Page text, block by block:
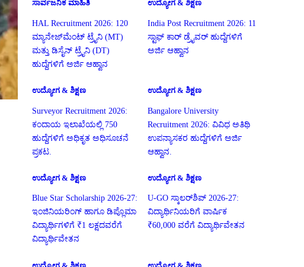
ಸಾರ್ವಜನಿಕ ಮಾಹಿತಿ
HAL Recruitment 2026: 120
ಮ್ಯಾನೇಜ್‌ಮೆಂಟ್ ಟ್ರೈನಿ (MT)
ಮತ್ತು ಡಿಸೈನ್ ಟ್ರೈನಿ (DT)
ಹುದ್ದೆಗಳಿಗೆ ಅರ್ಜಿ ಆಹ್ವಾನ
ಉದ್ಯೋಗ & ಶಿಕ್ಷಣ
India Post Recruitment 2026: 11
ಸ್ಟಾಫ್ ಕಾರ್ ಡ್ರೈವರ್ ಹುದ್ದೆಗಳಿಗೆ
ಅರ್ಜಿ ಆಹ್ವಾನ
ಉದ್ಯೋಗ & ಶಿಕ್ಷಣ
Surveyor Recruitment 2026:
ಕಂದಾಯ ಇಲಾಖೆಯಲ್ಲಿ 750
ಹುದ್ದೆಗಳಿಗೆ ಅಧಿಕೃತ ಅಧಿಸೂಚನೆ
ಪ್ರಕಟ.
ಉದ್ಯೋಗ & ಶಿಕ್ಷಣ
Bangalore University
Recruitment 2026: ವಿವಿಧ ಅತಿಥಿ
ಉಪನ್ಯಾಸಕರ ಹುದ್ದೆಗಳಿಗೆ ಅರ್ಜಿ
ಆಹ್ವಾನ.
ಉದ್ಯೋಗ & ಶಿಕ್ಷಣ
Blue Star Scholarship 2026-27:
ಇಂಜಿನಿಯರಿಂಗ್ ಹಾಗೂ ಡಿಪ್ಲೊಮಾ
ವಿದ್ಯಾರ್ಥಿಗಳಿಗೆ ₹1 ಲಕ್ಷದವರೆಗೆ
ವಿದ್ಯಾರ್ಥಿವೇತನ
ಉದ್ಯೋಗ & ಶಿಕ್ಷಣ
U-GO ಸ್ಕಾಲರ್‌ಶಿಪ್ 2026-27:
ವಿದ್ಯಾರ್ಥಿನಿಯರಿಗೆ ವಾರ್ಷಿಕ
₹60,000 ವರೆಗೆ ವಿದ್ಯಾರ್ಥಿವೇತನ